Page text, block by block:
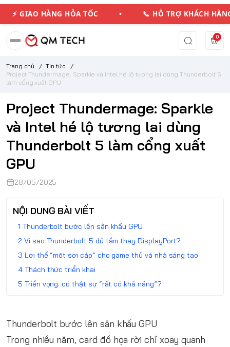
HÀNG HỎA TỐC • 📞 HỖ TRỢ KHÁCH
0
Trang chủ / Tin tức
/
Project Thundermage: Sparkle và Intel hé lộ tương lai dùng Thunderbolt 5
làm cổng xuất GPU
Project Thundermage: Sparkle
và Intel hé lộ tương lai dùng
Thunderbolt 5 làm cổng xuất
GPU
28/05/2025
NỘI DUNG BÀI VIẾT
Thunderbolt bước lên sân khấu GPU
Vì sao Thunderbolt 5 đủ tầm thay DisplayPort?
Lợi thế “một sợi cáp” cho game thủ và nhà sáng tạo
Thách thức triển khai
Triển vọng: có thật sự “rất có khả năng”?
Thunderbolt bước lên sân khấu GPU
Trong nhiều năm, card đồ họa rời chỉ xoay quanh